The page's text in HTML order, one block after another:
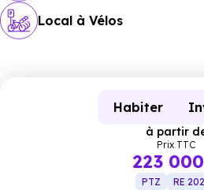
Local à Vélos
Habiter
à partir
Prix TTC
223
PTZ RE